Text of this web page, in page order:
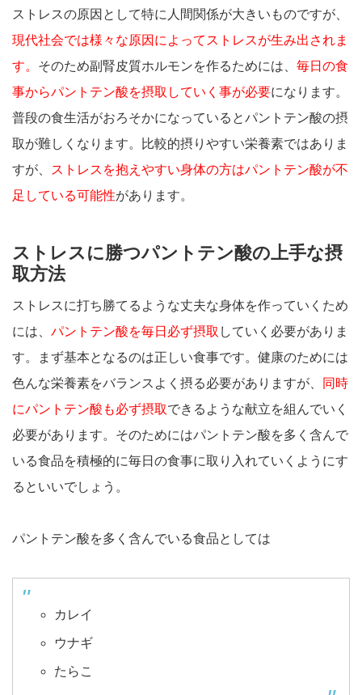
ストレスの原因として特に人間関係が大きいものですが、
現代社会では様々な原因によってストレスが生み出されま
す。 そのため副腎皮質ホルモンを作るためには、 毎日の食
事からパントテン酸を摂取していく事が必要になります。
普段の食生活がおろそかになっているとパントテン酸の摂
取が難しくなります。比較的摂りやすい栄養素ではありま
すが、
ストレスを抱えやすい身体の方はパントテン酸が不
足している可能性があります。
ストレスに勝つパントテン酸の上手な摂
取方法
ストレスに打ち勝てるような丈夫な身体を作っていくため
には、 パントテン酸を毎日必ず摂取 していく必要がありま
す。まず基本となるのは正しい食事です。健康のためには
色んな栄養素をバランスよく摂る必要がありますが、
同時
にパントテン酸も必ず摂取できるような献立を組んでいく
必要があります。そのためにはパントテン酸を多く含んで
いる食品を積極的に毎日の食事に取り入れていくようにす
るといいでしょう。
パントテン酸を多く含んでいる食品としては
カレイ
ウナギ
たらこ